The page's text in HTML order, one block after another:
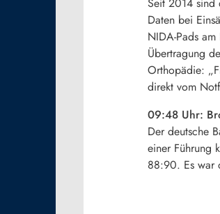
Seit 2014 sind
Daten bei
NIDA-Pads
Übertragung
Orthopädie:
direkt vom
09:48 Uhr:
Der deutsche
einer Führung
88:90. Es war